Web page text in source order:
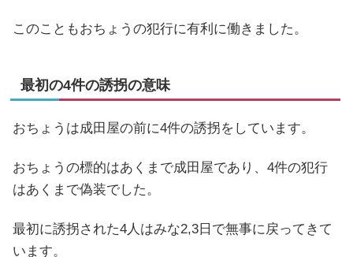
このこともおちょうの犯行に有利に働きました。
最初の4件の誘拐の意味
おちょうは成田屋の前に4件の誘拐をしています。
おちょうの標的はあくまで成田屋であり、4件の犯行
はあくまで偽装でした。
最初に誘拐された4人はみな2,3日で無事に戻ってきて
います。